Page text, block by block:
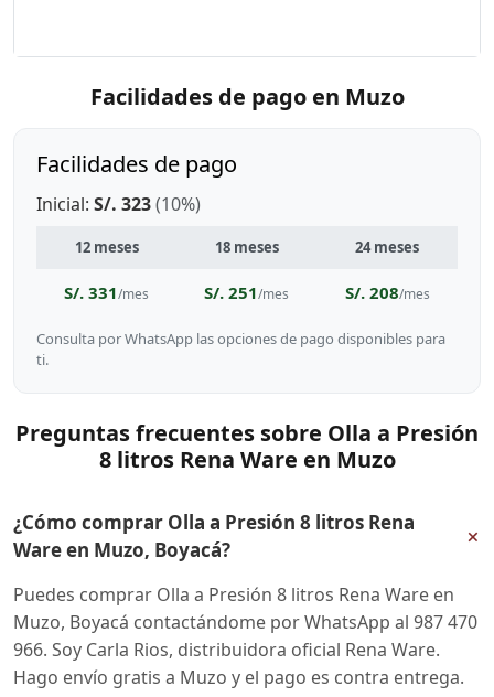
Facilidades de pago en Muzo
Facilidades de pago
Inicial: S/. 323(10%)
12 meses 18 meses 24 meses
S/. 331/mes S/. 251/mes S/. 208/mes
Consulta por WhatsApp las opciones de pago disponibles para
ti.
Preguntas frecuentes sobre Olla a Presión
8 litros Rena Ware en Muzo
¿Cómo comprar Olla a Presión 8 litros Rena
Ware en Muzo, Boyacá?
+
Puedes comprar Olla a Presión 8 litros Rena Ware en
Muzo, Boyacá contactándome por WhatsApp al 987 470
966. Soy Carla Rios, distribuidora oficial Rena Ware.
Hago envío gratis a Muzo y el pago es contra entrega.